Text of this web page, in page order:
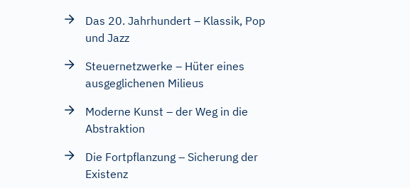
Das 20. Jahrhundert – Klassik, Pop
und Jazz
Steuernetzwerke – Hüter eines
ausgeglichenen Milieus
Moderne Kunst – der Weg in die
Abstraktion
Die Fortpflanzung – Sicherung der
Existenz